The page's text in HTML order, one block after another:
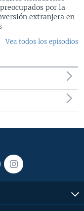
por la
extranjera en
Vea todos los episodios